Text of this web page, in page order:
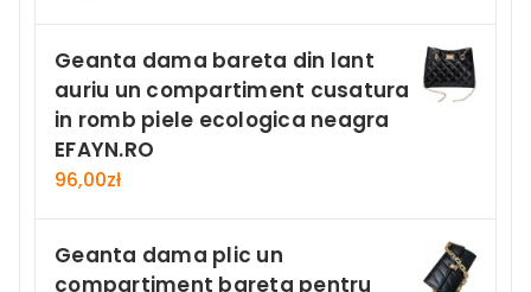
Geanta dama bareta din lant
auriu un compartiment cusatura
in romb piele ecologica neagra
EFAYN.RO
96,00zł
Geanta dama plic un
compartiment bareta pentru